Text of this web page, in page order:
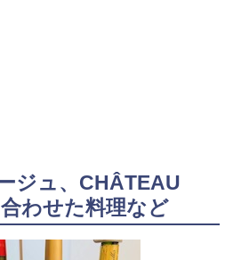
ジュ、CHÂTEAU
わせた料理など